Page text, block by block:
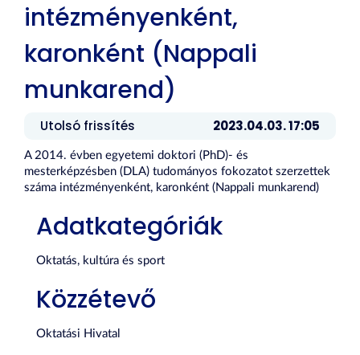
intézményenként,
karonként (Nappali
munkarend)
Utolsó frissítés 2023.04.03. 17:05
A 2014. évben egyetemi doktori (PhD)- és
mesterképzésben (DLA) tudományos fokozatot szerzettek
száma intézményenként, karonként (Nappali munkarend)
Adatkategóriák
Oktatás, kultúra és sport
Közzétevő
Oktatási Hivatal